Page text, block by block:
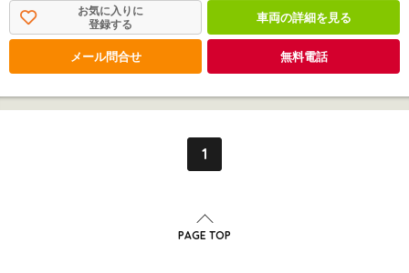
お気に入りに
登録する
車両の詳細を見る
メール問合せ 無料電話
1
PAGE TOP